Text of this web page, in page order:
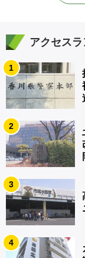
アクセス
1
2
3
4